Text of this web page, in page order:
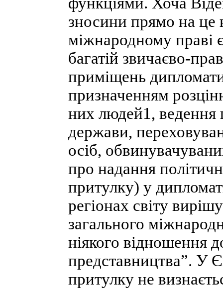
зносини прямо на це
міжнародному праві
багатій звичаєво-
приміщень
призначенням
них людей1, ведення
держави,
осіб,
про надання
притулку) у
регіонах світу
загального
ніякого відношення
представництва”. У
притулку не